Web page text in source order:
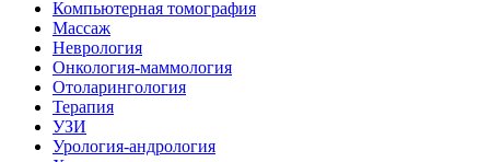
Компьютерная томография
Массаж
Неврология
Онкология-маммология
Отоларингология
Терапия
УЗИ
Урология-андрология